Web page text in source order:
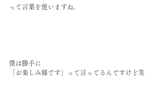
って言葉を使いますね。
僕は勝手に
「お楽しみ様です」って言ってるんですけど笑